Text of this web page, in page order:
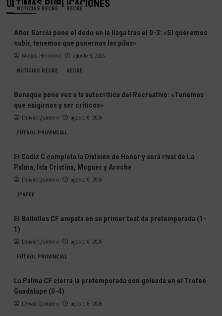
ÚLTIMAS PUBLICACIONES
NOTICIAS RECRE RECRE
Aitor García pone el dedo en la llaga tras el 0-3: «Si queremos
subir, tenemos que ponernos las pilas»
Matias Hermoso agosto 8, 2026
NOTICIAS RECRE RECRE
Bonaque pone voz a la autocrítica del Recreativo: «Tenemos
que exigirnos y ser críticos»
Deivid Quintero agosto 8, 2026
FÚTBOL PROVINCIAL
El Cádiz C completa la División de Honor y será rival de La
Palma, Isla Cristina, Moguer y Aroche
Deivid Quintero agosto 8, 2026
3ªRFEF
El Bollullos CF empata en su primer test de pretemporada (1-
1)
Deivid Quintero agosto 8, 2026
FÚTBOL PROVINCIAL
La Palma CF cierra la pretemporada con goleada en el Trofeo
Guadalupe (0-4)
Deivid Quintero agosto 8, 2026